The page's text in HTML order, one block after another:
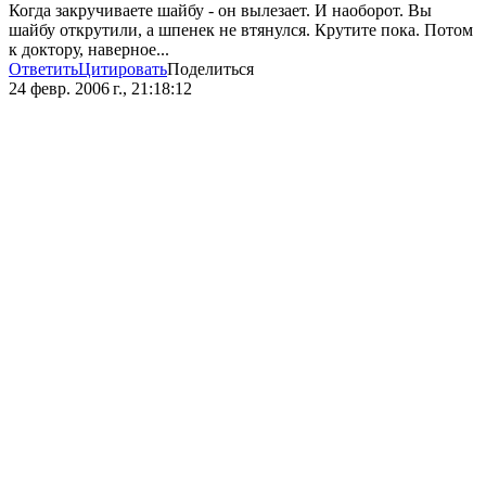
Когда закручиваете шайбу - он вылезает. И наоборот. Вы
шайбу открутили, а шпенек не втянулся. Крутите пока. Потом
к доктору, наверное...
ОтветитьЦитироватьПоделиться
24 февр. 2006 г., 21:18:12